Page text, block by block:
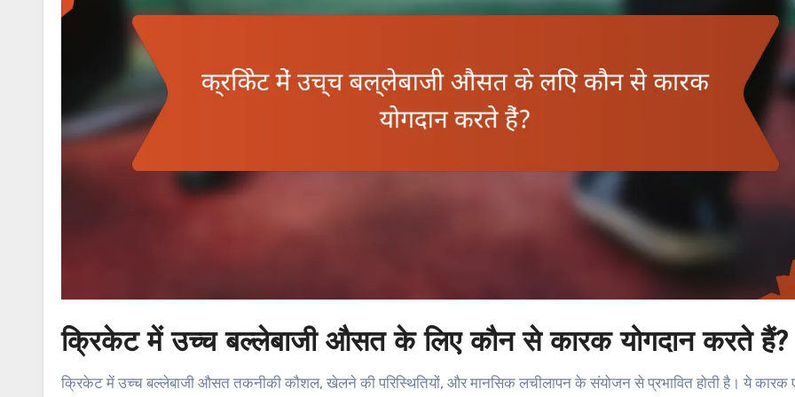
क्रिकेट में उच्च बल्लेबाजी औसत के लिए कौन से कारक योगदान करते हैं?
क्रिकेट में उच्च बल्लेबाजी औसत तकनीकी कौशल, खेलने की परिस्थितियों, और मानसिक लचीलापन के संयोजन से प्रभावित होती है। ये कारक